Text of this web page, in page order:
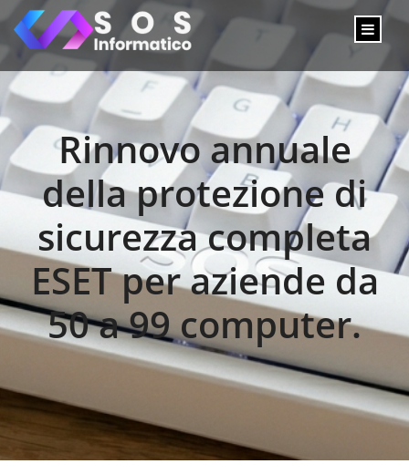
Rinnovo annuale
della protezione di
sicurezza completa
ESET per aziende da
50 a 99 computer.